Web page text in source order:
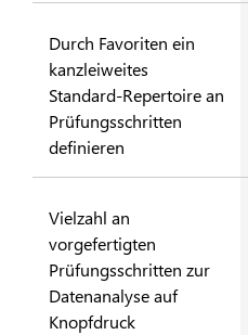
Durch Favoriten ein
kanzleiweites
Standard-Repertoire an
Prüfungsschritten
definieren
Vielzahl an
vorgefertigten
Prüfungsschritten zur
Datenanalyse auf
Knopfdruck